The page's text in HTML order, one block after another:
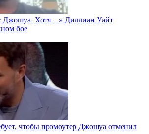
Джошуа. Хотя…» Диллиан Уайт
бое
чтобы промоутер Джошуа отменил